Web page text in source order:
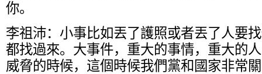
你。
李祖沛： 小事比如丟了護照或者丟了人要
都找過來。大事件，重大的事情，重大的
威脅的時候，這個時候我們黨和國家非常